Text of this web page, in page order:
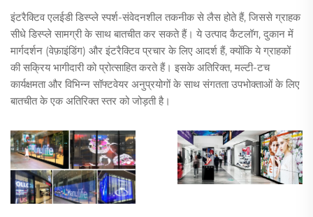
इंटरैक्टिव एलईडी डिस्प्ले स्पर्श-संवेदनशील तकनीक से लैस होते हैं, जिससे ग्राहक
सीधे डिस्प्ले सामग्री के साथ बातचीत कर सकते हैं। ये उत्पाद कैटलॉग, दुकान में
मार्गदर्शन (वेफ़ाइंडिंग) और इंटरैक्टिव प्रचार के लिए आदर्श हैं, क्योंकि ये ग्राहकों
की सक्रिय भागीदारी को प्रोत्साहित करते हैं। इसके अतिरिक्त, मल्टी-टच
कार्यक्षमता और विभिन्न सॉफ्टवेयर अनुप्रयोगों के साथ संगतता उपभोक्ताओं के लिए
बातचीत के एक अतिरिक्त स्तर को जोड़ती है।